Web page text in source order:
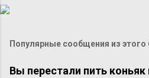
Популярные сообщения из этого
Вы перестали пить коньяк